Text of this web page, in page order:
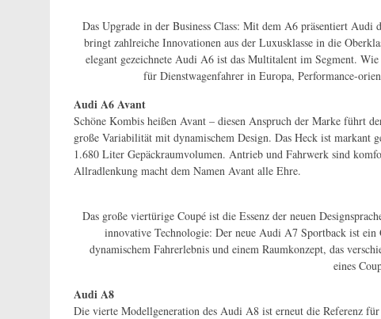
Das Upgrade in der Business Class: Mit dem A6 präsentiert
bringt zahlreiche Innovationen aus der Luxusklasse in die
elegant gezeichnete Audi A6 ist das Multitalent im Segment.
für Dienstwagenfahrer in Europa, Performance-
Audi A6 Avant
Schöne Kombis heißen Avant – diesen Anspruch der Marke führt
große Variabilität mit dynamischem Design. Das Heck ist markant
1.680 Liter Gepäckraumvolumen. Antrieb und Fahrwerk sind
Allradlenkung macht dem Namen Avant alle Ehre.
Das große viertürige Coupé ist die Essenz der neuen
innovative Technologie: Der neue Audi A7 Sportback ist
dynamischem Fahrerlebnis und einem Raumkonzept, das
eines
Audi A8
Die vierte Modellgeneration des Audi A8 ist erneut die Referenz